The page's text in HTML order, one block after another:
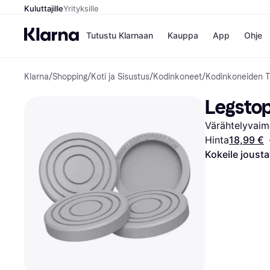
KuluttajilleYrityksille
Tutustu Klarnaan Kauppa
Kaupat
Gigantti
H&M
Peten
Wolt
App Ohje
Klarna/Shopping/Koti ja Sisustus/Kodinkoneet/Kodinkoneiden
Hinta18,99 € ·
Kokeile